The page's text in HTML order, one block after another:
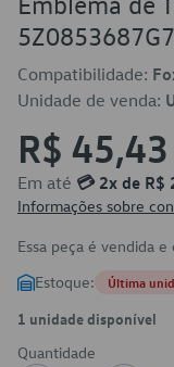
Compatibilidade:
Unidade de venda:
R$ 45,43
Em até 💳 2x de R$
Informações sobre
Essa peça é vendida
Estoque: Última
1 unidade disponível
Quantidade